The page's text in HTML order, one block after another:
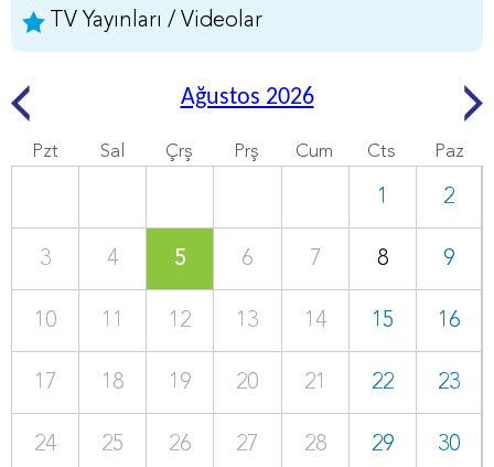
TV Yayınları / Videolar
Ağustos 2026
Pzt Sal Çrş Prş Cum Cts Paz
1 2
3 4 5 6 7 8 9
10 11 12 13 14 15 16
17 18 19 20 21 22 23
24 25 26 27 28 29 30